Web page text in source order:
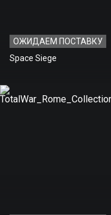
ОЖИДАЕМ ПОСТАВКУ
Space Siege